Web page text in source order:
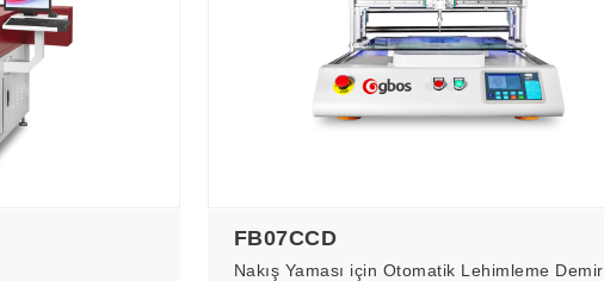
FB07CCD
Nakış Yaması için Otomatik Lehimleme Demir